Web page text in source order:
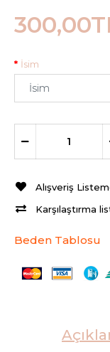
İsim
Alışveriş
Karşılaştırma
Beden Tablosu